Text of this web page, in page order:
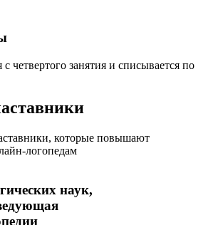
четвертого занятия и списывается по
которые повышают
логопедам
наук,